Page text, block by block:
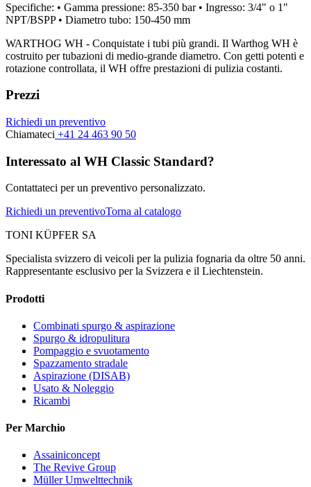
Specifiche: • Gamma pressione: 85-350 bar • Ingresso: 3/4" o 1"
NPT/BSPP • Diametro tubo: 150-450 mm
WARTHOG WH - Conquistate i tubi più grandi. Il Warthog WH è
costruito per tubazioni di medio-grande diametro. Con getti potenti e
rotazione controllata, il WH offre prestazioni di pulizia costanti.
Prezzi
Richiedi un preventivo
Chiamateci +41 24 463 90 50
Interessato al WH Classic Standard?
Contattateci per un preventivo personalizzato.
Richiedi un preventivoTorna al catalogo
TONI KÜPFER SA
Specialista svizzero di veicoli per la pulizia fognaria da oltre 50 anni.
Rappresentante esclusivo per la Svizzera e il Liechtenstein.
Prodotti
Combinati spurgo & aspirazione
Spurgo & idropulitura
Pompaggio e svuotamento
Spazzamento stradale
Aspirazione (DISAB)
Usato & Noleggio
Ricambi
Per Marchio
Assainiconcept
The Revive Group
Müller Umwelttechnik